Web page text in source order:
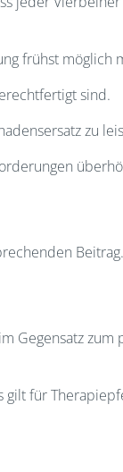
frühst möglich
sind.
zu
Gegensatz zum
gilt für